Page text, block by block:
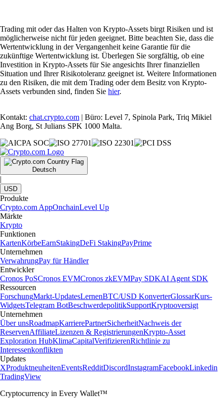
Trading mit oder das Halten von Krypto-Assets birgt Risiken und ist
möglicherweise nicht für jeden geeignet. Bitte beachten Sie, dass die
Wertentwicklung in der Vergangenheit keine Garantie für die
zukünftige Wertentwicklung ist. Überlegen Sie sorgfältig, ob eine
Investition in Krypto-Assets für Sie angesichts Ihrer finanziellen
Situation und Ihrer Risikotoleranz geeignet ist. Weitere Informationen
zu den Risiken, die mit dem Trading oder dem Besitz von Krypto-
Assets verbunden sind, finden Sie hier.
Kontakt: chat.crypto.com | Büro: Level 7, Spinola Park, Triq Mikiel
Ang Borg, St Julians SPK 1000 Malta.
Deutsch
|
USD
Produkte
Crypto.com AppOnchainLevel Up
Märkte
Krypto
Funktionen
KartenKörbeEarnStakingDeFi StakingPayPrime
Unternehmen
VerwahrungPay für Händler
Entwickler
Cronos PoSCronos EVMCronos zkEVMPay SDKAI Agent SDK
Ressourcen
ForschungMarkt-UpdatesLernenBTC/USD KonverterGlossarKurs-
WidgetsTelegram BotBeschwerdepolitikSupportKryptooversigt
Unternehmen
Über unsRoadmapKarrierePartnerSicherheitNachweis der
ReservenAffiliateLizenzen & RegistrierungenKrypto-Asset
Exploration HubKlimaCapitalVerifizierenRichtlinie zu
Interessenkonflikten
Updates
XProduktneuheitenEventsRedditDiscordInstagramFacebookLinkedin
TradingView
Cryptocurrency in Every Wallet™